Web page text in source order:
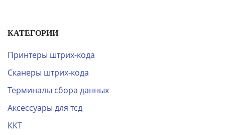
КАТЕГОРИИ
Принтеры штрих-кода
Сканеры штрих-кода
Терминалы сбора данных
Аксессуары для тсд
ККТ